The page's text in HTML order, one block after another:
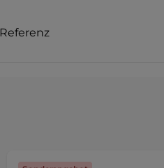
Referenz